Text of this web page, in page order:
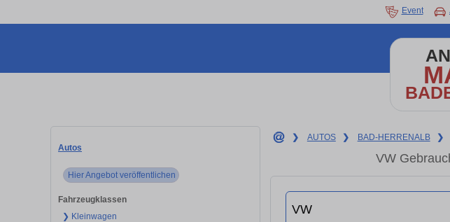
Event
Autos
Hier Angebot veröffentlichen
Fahrzeugklassen
❯ Kleinwagen
❯ AUTOS ❯ BAD-HERRENALB ❯
VW